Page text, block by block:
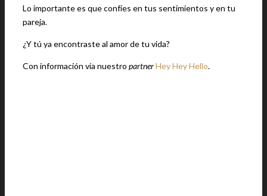
Lo importante es que confíes en tus sentimientos y en tu
pareja.
¿Y tú ya encontraste al amor de tu vida?
Con información vía nuestro partnerHey Hey Hello.